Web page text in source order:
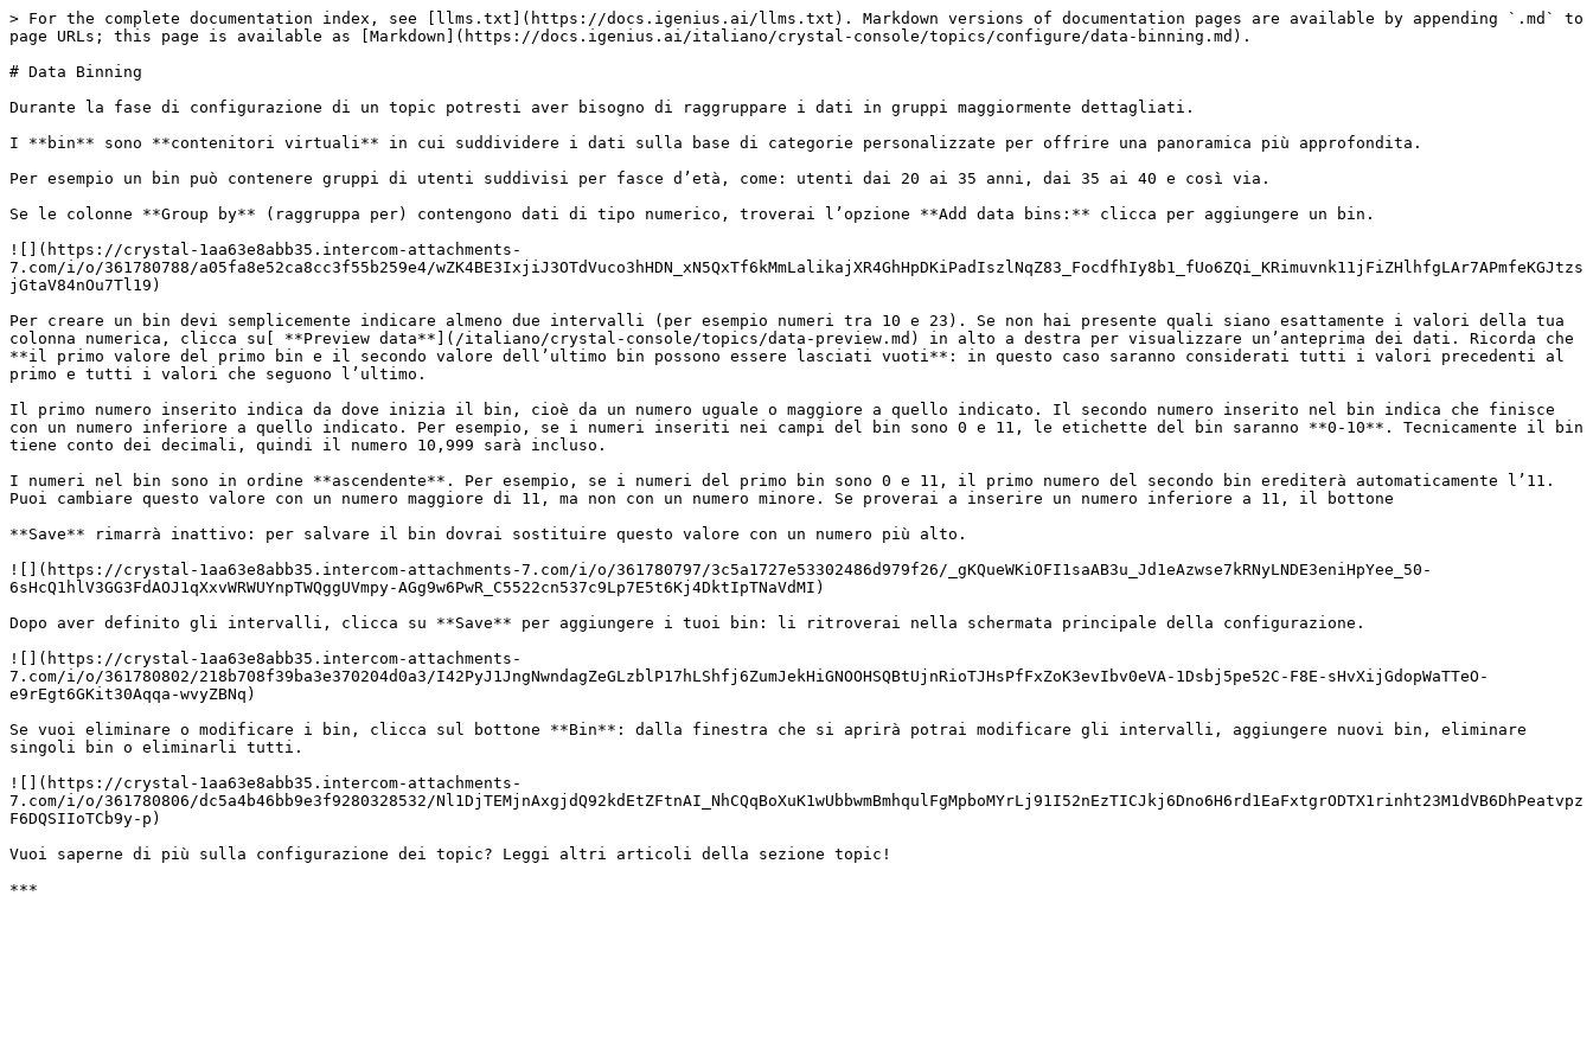
> For the complete documentation index, see [llms.txt](https://docs.igenius.ai/llms.txt). Markdown versions of documentation pages are available by appending `.md` to
page URLs; this page is available as [Markdown](https://docs.igenius.ai/italiano/crystal-console/topics/configure/data-binning.md).
# Data Binning
Durante la fase di configurazione di un topic potresti aver bisogno di raggruppare i dati in gruppi maggiormente dettagliati.
I **bin** sono **contenitori virtuali** in cui suddividere i dati sulla base di categorie personalizzate per offrire una panoramica più approfondita.
Per esempio un bin può contenere gruppi di utenti suddivisi per fasce d’età, come: utenti dai 20 ai 35 anni, dai 35 ai 40 e così via.
Se le colonne **Group by** (raggruppa per) contengono dati di tipo numerico, troverai l’opzione **Add data bins:** clicca per aggiungere un bin.
![](https://crystal-1aa63e8abb35.intercom-attachments-
7.com/i/o/361780788/a05fa8e52ca8cc3f55b259e4/wZK4BE3IxjiJ3OTdVuco3hHDN_xN5QxTf6kMmLalikajXR4GhHpDKiPadIszlNqZ83_FocdfhIy8b1_fUo6ZQi_KRimuvnk11jFiZHlhfgLAr7APmfeKGJtzs
jGtaV84nOu7Tl19)
Per creare un bin devi semplicemente indicare almeno due intervalli (per esempio numeri tra 10 e 23). Se non hai presente quali siano esattamente i valori della tua
colonna numerica, clicca su[ **Preview data**](/italiano/crystal-console/topics/data-preview.md) in alto a destra per visualizzare un’anteprima dei dati. Ricorda che
**il primo valore del primo bin e il secondo valore dell’ultimo bin possono essere lasciati vuoti**: in questo caso saranno considerati tutti i valori precedenti al
primo e tutti i valori che seguono l’ultimo.
Il primo numero inserito indica da dove inizia il bin, cioè da un numero uguale o maggiore a quello indicato. Il secondo numero inserito nel bin indica che finisce
con un numero inferiore a quello indicato. Per esempio, se i numeri inseriti nei campi del bin sono 0 e 11, le etichette del bin saranno **0-10**. Tecnicamente il bin
tiene conto dei decimali, quindi il numero 10,999 sarà incluso.
I numeri nel bin sono in ordine **ascendente**. Per esempio, se i numeri del primo bin sono 0 e 11, il primo numero del secondo bin erediterà automaticamente l’11.
Puoi cambiare questo valore con un numero maggiore di 11, ma non con un numero minore. Se proverai a inserire un numero inferiore a 11, il bottone
**Save** rimarrà inattivo: per salvare il bin dovrai sostituire questo valore con un numero più alto.
![](https://crystal-1aa63e8abb35.intercom-attachments-7.com/i/o/361780797/3c5a1727e53302486d979f26/_gKQueWKiOFI1saAB3u_Jd1eAzwse7kRNyLNDE3eniHpYee_50-
6sHcQ1hlV3GG3FdAOJ1qXxvWRWUYnpTWQggUVmpy-AGg9w6PwR_C5522cn537c9Lp7E5t6Kj4DktIpTNaVdMI)
Dopo aver definito gli intervalli, clicca su **Save** per aggiungere i tuoi bin: li ritroverai nella schermata principale della configurazione.
![](https://crystal-1aa63e8abb35.intercom-attachments-
7.com/i/o/361780802/218b708f39ba3e370204d0a3/I42PyJ1JngNwndagZeGLzblP17hLShfj6ZumJekHiGNOOHSQBtUjnRioTJHsPfFxZoK3evIbv0eVA-1Dsbj5pe52C-F8E-sHvXijGdopWaTTeO-
e9rEgt6GKit30Aqqa-wvyZBNq)
Se vuoi eliminare o modificare i bin, clicca sul bottone **Bin**: dalla finestra che si aprirà potrai modificare gli intervalli, aggiungere nuovi bin, eliminare
singoli bin o eliminarli tutti.
![](https://crystal-1aa63e8abb35.intercom-attachments-
7.com/i/o/361780806/dc5a4b46bb9e3f9280328532/Nl1DjTEMjnAxgjdQ92kdEtZFtnAI_NhCQqBoXuK1wUbbwmBmhqulFgMpboMYrLj91I52nEzTICJkj6Dno6H6rd1EaFxtgrODTX1rinht23M1dVB6DhPeatvpz
F6DQSIIoTCb9y-p)
Vuoi saperne di più sulla configurazione dei topic? Leggi altri articoli della sezione topic!